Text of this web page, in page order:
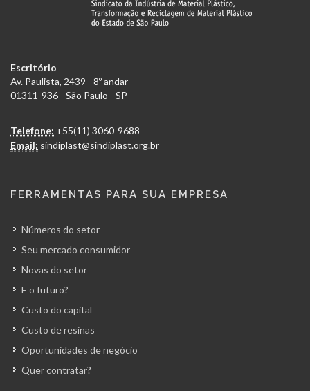
Escritório
Av. Paulista, 2439 - 8º andar
01311-936 - São Paulo - SP
Telefone: +55(11) 3060-9688
Email: sindiplast@sindiplast.org.br
FERRAMENTAS PARA SUA EMPRESA
Números do setor
Seu mercado consumidor
Novas do setor
E o futuro?
Custo do capital
Custo de resinas
Oportunidades de negócio
Quer contratar?